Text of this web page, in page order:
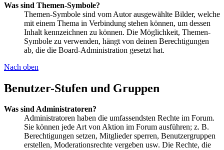
Was sind Themen-Symbole?
Themen-Symbole sind vom Autor ausgewählte Bilder, welche
mit einem Thema in Verbindung stehen können, um dessen
Inhalt kennzeichnen zu können. Die Möglichkeit, Themen-
Symbole zu verwenden, hängt von deinen Berechtigungen
ab, die die Board-Administration gesetzt hat.
Nach oben
Benutzer-Stufen und Gruppen
Was sind Administratoren?
Administratoren haben die umfassendsten Rechte im Forum.
Sie können jede Art von Aktion im Forum ausführen; z. B.
Berechtigungen setzen, Mitglieder sperren, Benutzergruppen
erstellen, Moderationsrechte vergeben usw. Die Rechte, die